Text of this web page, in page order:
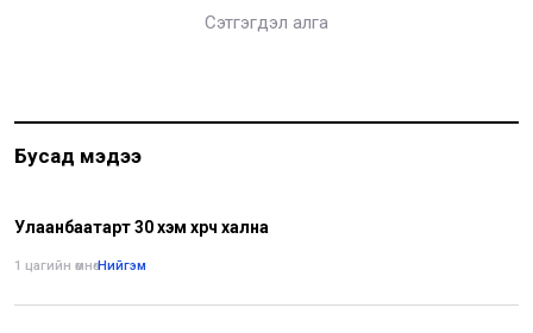
Сэтгэгдэл алга
Бусад мэдээ
Улаанбаатарт 30 хэм хүрч хална
1 цагийн өмнө•Нийгэм